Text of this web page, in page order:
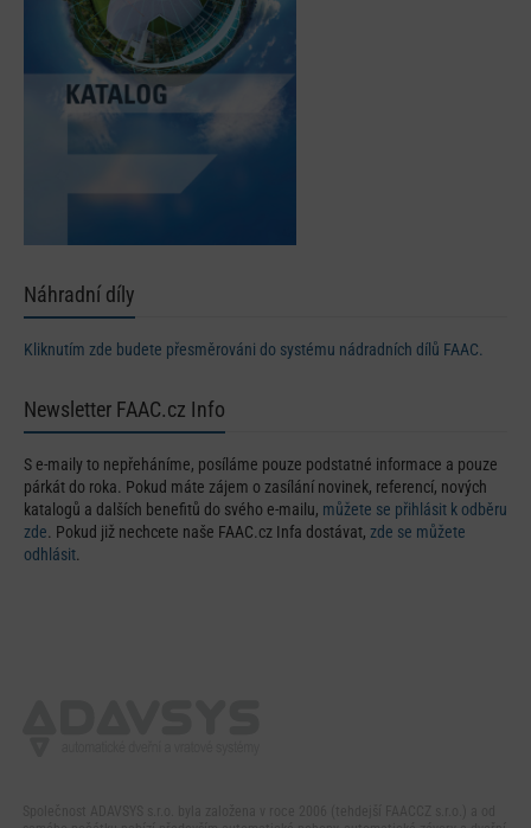
Náhradní díly
Kliknutím zde budete přesměrováni do systému nádradních dílů FAAC.
Newsletter FAAC.cz Info
S e-maily to nepřeháníme, posíláme pouze podstatné informace a pouze
párkát do roka. Pokud máte zájem o zasílání novinek, referencí, nových
katalogů a dalších benefitů do svého e-mailu, můžete se přihlásit k odběru
zde. Pokud již nechcete naše FAAC.cz Infa dostávat, zde se můžete
odhlásit.